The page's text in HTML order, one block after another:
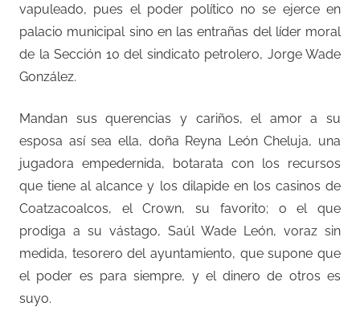
vapuleado, pues el poder político no se ejerce en
palacio municipal sino en las entrañas del líder moral
de la Sección 10 del sindicato petrolero, Jorge Wade
González.
Mandan sus querencias y cariños, el amor a su
esposa así sea ella, doña Reyna León Cheluja, una
jugadora empedernida, botarata con los recursos
que tiene al alcance y los dilapide en los casinos de
Coatzacoalcos, el Crown, su favorito; o el que
prodiga a su vástago, Saúl Wade León, voraz sin
medida, tesorero del ayuntamiento, que supone que
el poder es para siempre, y el dinero de otros es
suyo.